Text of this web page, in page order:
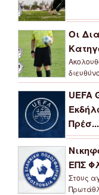
Οι
UEFA
Πρέσ...
ΕΠΣ
Στους